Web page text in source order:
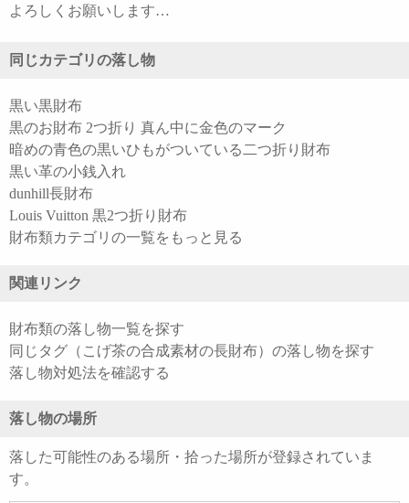
よろしくお願いします…
同じカテゴリの落し物
黒い黒財布
黒のお財布 2つ折り 真ん中に金色のマーク
暗めの青色の黒いひもがついている二つ折り財布
黒い革の小銭入れ
dunhill長財布
Louis Vuitton 黒2つ折り財布
財布類カテゴリの一覧をもっと見る
関連リンク
財布類の落し物一覧を探す
同じタグ（こげ茶の合成素材の長財布）の落し物を探す
落し物対処法を確認する
落し物の場所
落した可能性のある場所・拾った場所が登録されていま
す。